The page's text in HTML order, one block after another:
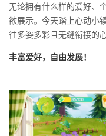
无论拥有什么样的爱好、
欲展示。今天踏上心动小
往多姿多彩且无缝衔接的
丰富爱好，自由发展！